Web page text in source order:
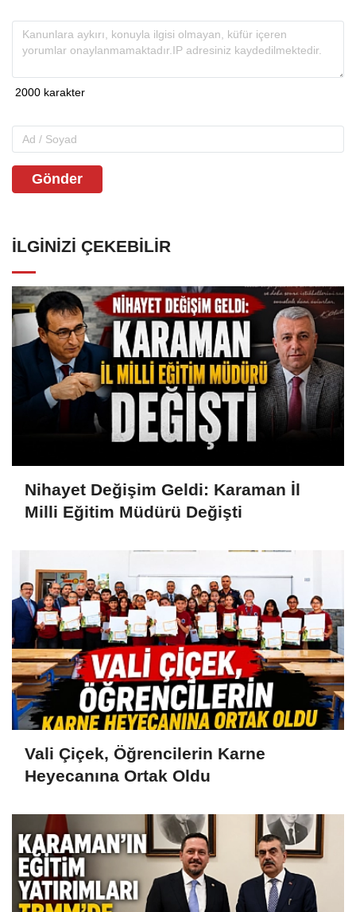
Gönder
İLGINIZI ÇEKEBILIR
Nihayet Değişim Geldi: Karaman İl
Milli Eğitim Müdürü Değişti
Vali Çiçek, Öğrencilerin Karne
Heyecanına Ortak Oldu